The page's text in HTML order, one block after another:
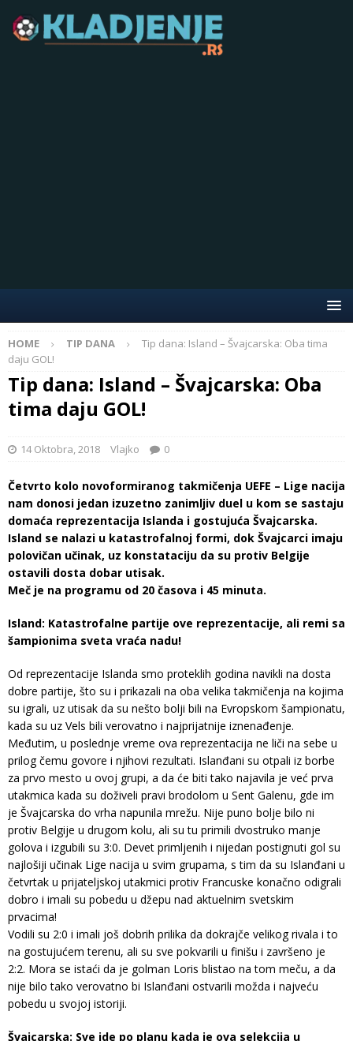
HOME TIP DANA
Tip dana: Island – Švajcarska: Oba tima
daju GOL!
Tip dana: Island – Švajcarska: Oba
tima daju GOL!
14 Oktobra, 2018 Vlajko 0
Četvrto kolo novoformiranog takmičenja UEFE – Lige nacija
nam donosi jedan izuzetno zanimljiv duel u kom se sastaju
domaća reprezentacija Islanda i gostujuća Švajcarska.
Island se nalazi u katastrofalnoj formi, dok Švajcarci imaju
polovičan učinak, uz konstataciju da su protiv Belgije
ostavili dosta dobar utisak.
Meč je na programu od 20 časova i 45 minuta.
Island: Katastrofalne partije ove reprezentacije, ali remi sa
šampionima sveta vraća nadu!
Od reprezentacije Islanda smo proteklih godina navikli na dosta
dobre partije, što su i prikazali na oba velika takmičenja na kojima
su igrali, uz utisak da su nešto bolji bili na Evropskom šampionatu,
kada su uz Vels bili verovatno i najprijatnije iznenađenje.
Međutim, u poslednje vreme ova reprezentacija ne liči na sebe u
prilog čemu govore i njihovi rezultati. Islanđani su otpali iz borbe
za prvo mesto u ovoj grupi, a da će biti tako najavila je već prva
utakmica kada su doživeli pravi brodolom u Sent Galenu, gde im
je Švajcarska do vrha napunila mrežu. Nije puno bolje bilo ni
protiv Belgije u drugom kolu, ali su tu primili dvostruko manje
golova i izgubili su 3:0. Devet primljenih i nijedan postignuti gol su
najlošiji učinak Lige nacija u svim grupama, s tim da su Islanđani u
četvrtak u prijateljskoj utakmici protiv Francuske konačno odigrali
dobro i imali su pobedu u džepu nad aktuelnim svetskim
prvacima!
Vodili su 2:0 i imali još dobrih prilika da dokrajče velikog rivala i to
na gostujućem terenu, ali su sve pokvarili u finišu i završeno je
2:2. Mora se istaći da je golman Loris blistao na tom meču, a da
nije bilo tako verovatno bi Islanđani ostvarili možda i najveću
pobedu u svojoj istoriji.
Švajcarska: Sve ide po planu kada je ova selekcija u